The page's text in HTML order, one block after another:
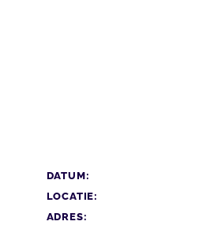
DATUM:
LOCATIE:
ADRES: